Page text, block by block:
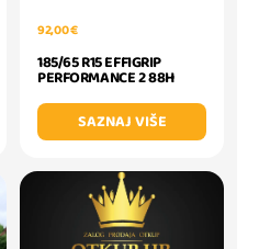
92,00 €
185/65 R15 EFFIGRIP
PERFORMANCE 2 88H
SAZNAJ VIŠE